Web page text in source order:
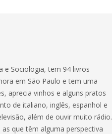
e Sociologia, tem 94 livros
em São Paulo e tem uma
aprecia vinhos e alguns pratos
de italiano, inglês, espanhol e
além de ouvir muito rádio.
que têm alguma perspectiva